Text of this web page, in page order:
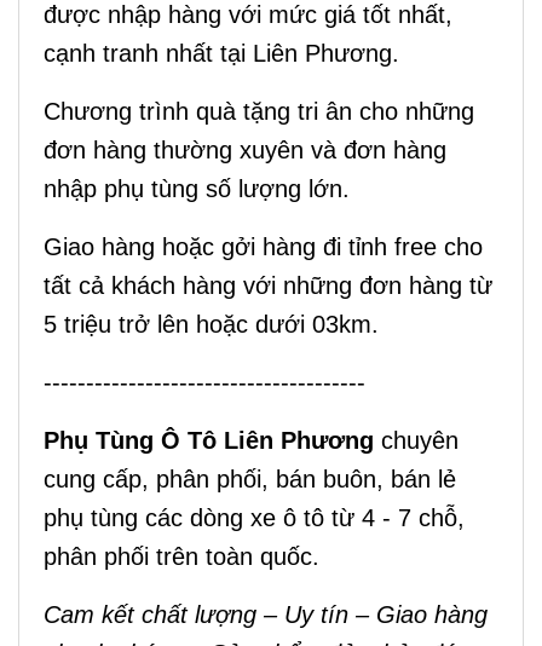
được nhập hàng với mức giá tốt nhất,
cạnh tranh nhất tại Liên Phương.
Chương trình quà tặng tri ân cho những
đơn hàng thường xuyên và đơn hàng
nhập phụ tùng số lượng lớn.
Giao hàng hoặc gởi hàng đi tỉnh free cho
tất cả khách hàng với những đơn hàng từ
5 triệu trở lên hoặc dưới 03km.
--------------------------------------
Phụ Tùng Ô Tô Liên Phương chuyên
cung cấp, phân phối, bán buôn, bán lẻ
phụ tùng các dòng xe ô tô từ 4 - 7 chỗ,
phân phối trên toàn quốc.
Cam kết chất lượng – Uy tín – Giao hàng